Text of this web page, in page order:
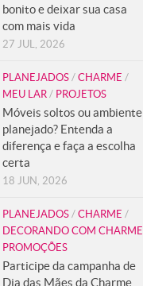
bonito e deixar sua casa
com mais vida
27 JUL, 2026
PLANEJADOS / CHARME /
MEU LAR / PROJETOS
Móveis soltos ou ambiente
planejado? Entenda a
diferença e faça a escolha
certa
18 JUN, 2026
PLANEJADOS / CHARME /
DECORANDO COM CHARME
PROMOÇÕES
Participe da campanha de
Dia das Mães da Charme